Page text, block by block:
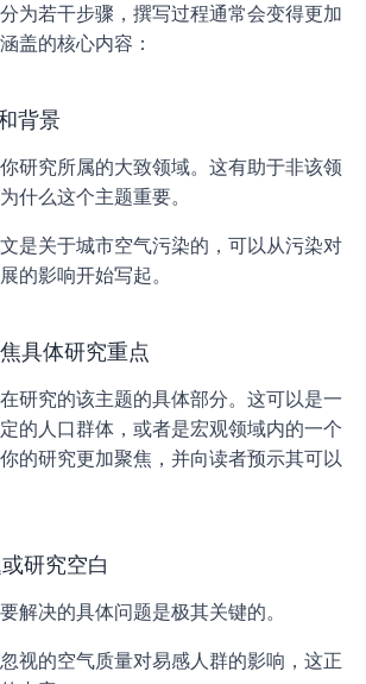
为若干步骤，撰写过程通常会变得更加
盖的核心内容：
背景
研究所属的大致领域。这有助于非该领
什么这个主题重要。
是关于城市空气污染的，可以从污染对
的影响开始写起。
具体研究重点
研究的该主题的具体部分。这可以是一
的人口群体，或者是宏观领域内的一个
的研究更加聚焦，并向读者预示其可以
研究空白
解决的具体问题是极其关键的。
视的空气质量对易感人群的影响，这正